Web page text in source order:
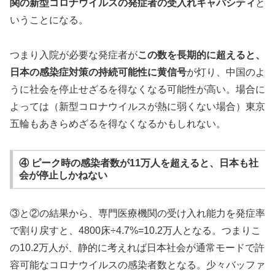
関の新型コロナウイルスの発症者の受入れキャパシティ と
いうことになる。
つまり入院が必要な発症者がこの数を長期的に超えると、
日本の感染症対策の持続可能性に黄信号が灯り、中国のよ
うに社会を停止せざるを得なくなる可能性が高い。場合に
よっては（新型コロナウイルスが熱に弱くない場合）東京
五輪もあきらめざるを得なくなるかもしれない。
④ ピーク時の感染者数が11万人を超えると、日本も社
会が停止しかねない
③と②の結果から、専門医療機関の受け入れ能力を発症率
で割り戻すと、4800床÷4.7%=10.2万人となる。つまりこ
の10.2万人が、静的に考えれば日本社会が通常モードで許
容可能なコロナウイルスの感染者数となる。少々バッファ